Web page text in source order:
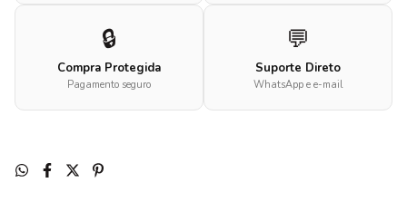
🔒
Compra Protegida
Pagamento seguro
💬
Suporte Direto
WhatsApp e e-mail